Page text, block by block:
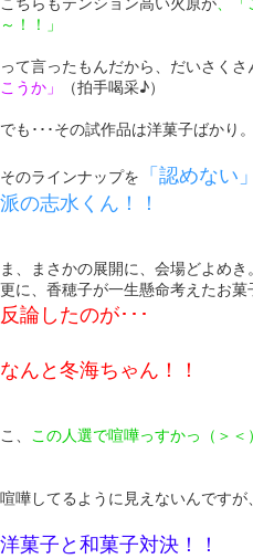
～！！」
って言ったもんだから、だいさく
こうか」
（拍手喝采♪）
でも･･･その試作品は洋菓子ばかり。
そのラインナップを 「認めない
派の志水くん！！
ま、まさかの展開に、会場どよめき。
更に、香穂子が一生懸命考えたお菓
反論したのが･･･
なんと冬海ちゃん！！
こ、 この人選で喧嘩っすかっ（＞＜）
喧嘩してるように見えないんですが
洋菓子と和菓子対決！！